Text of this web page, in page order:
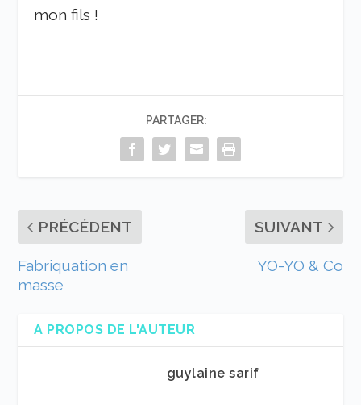
mon fils !
PARTAGER:
PRÉCÉDENT
Fabriquation en
masse
SUIVANT
YO-YO & Co
A PROPOS DE L'AUTEUR
guylaine sarif